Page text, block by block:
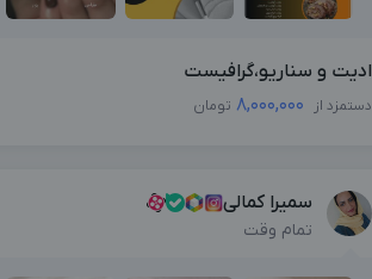
ادیت و سناریو،گرافیست
دستمزد از 8,000,000 تومان
سمیرا کمالی
تمام وقت